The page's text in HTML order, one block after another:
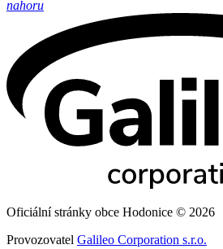
nahoru
Oficiální stránky obce Hodonice © 2026
Provozovatel Galileo Corporation s.r.o.